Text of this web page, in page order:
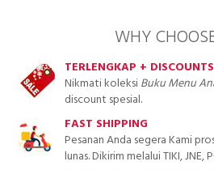
WHY
TERLENGKAP + DISCOUNTS
Nikmati koleksiBuku Menu
discount spesial.
FAST SHIPPING
Pesanan Anda segera Kami
lunas. Dikirim melalui TIKI, JNE,